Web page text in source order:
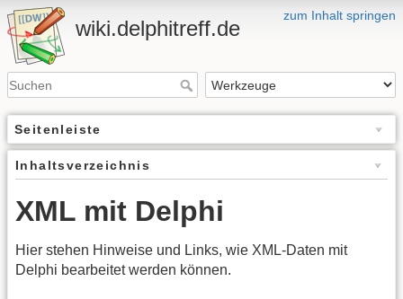
zum Inhalt springen
wiki.delphitreff.de
Seitenleiste
Inhaltsverzeichnis
XML mit Delphi
Hier stehen Hinweise und Links, wie XML-Daten mit
Delphi bearbeitet werden können.